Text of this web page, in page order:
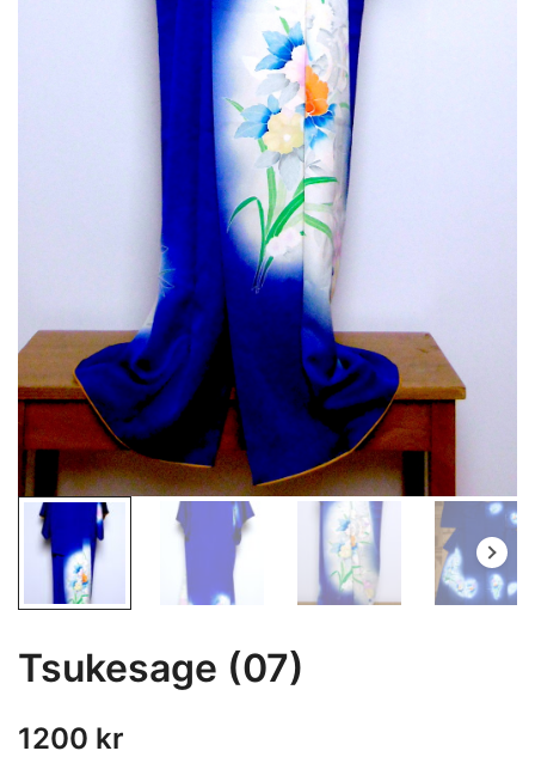
Tsukesage (07)
1200 kr